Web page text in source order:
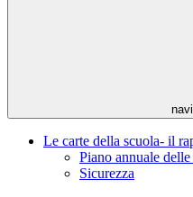
Le carte della scuola- il
Piano annuale
Sicurezza